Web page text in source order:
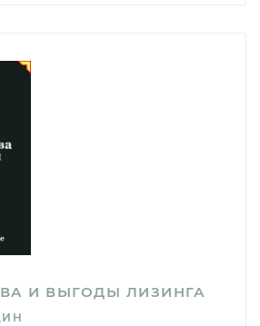
И ВЫГОДЫ ЛИЗИНГА